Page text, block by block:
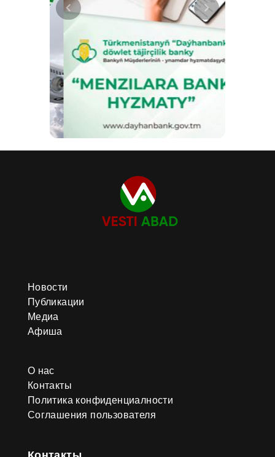
Новости
Публикации
Медиа
Афиша
О нас
Контакты
Политика конфиденциалности
Соглашения пользователя